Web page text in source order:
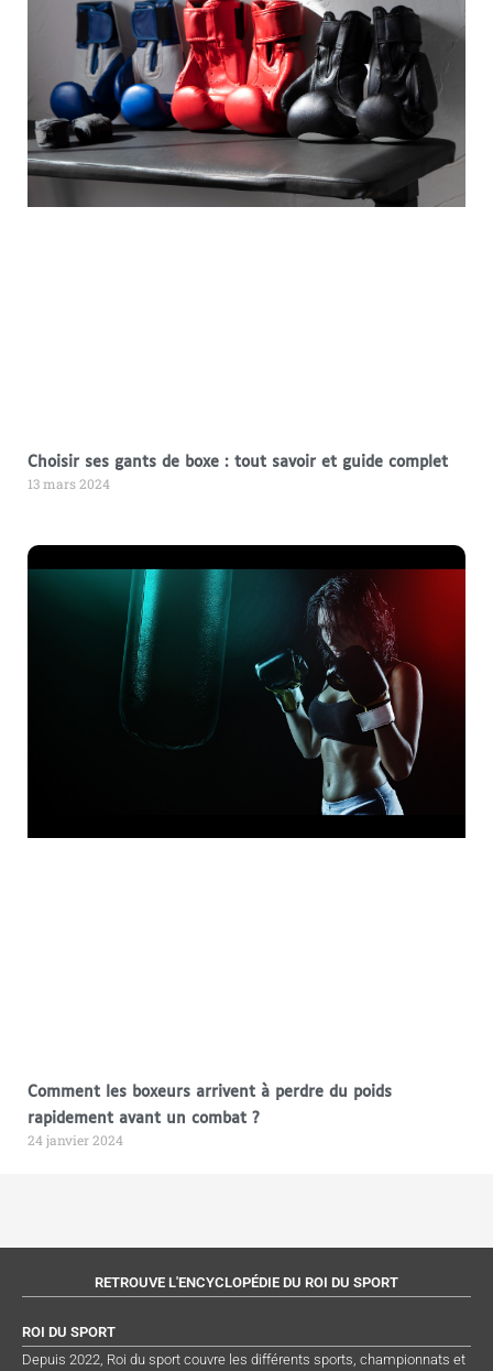
Choisir ses gants de boxe : tout savoir et guide complet
13 mars 2024
Comment les boxeurs arrivent à perdre du poids
rapidement avant un combat ?
24 janvier 2024
RETROUVE L'ENCYCLOPÉDIE DU ROI DU SPORT
ROI DU SPORT
Depuis 2022, Roi du sport couvre les différents sports, championnats et